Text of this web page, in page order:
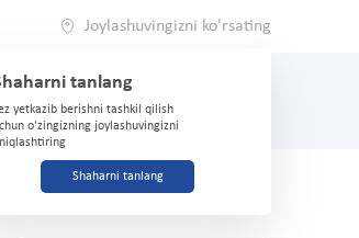
Joylashuvingizni ko'rsating
tanlang
yetkazib berishni tashkil qilish
o'zingizning joylashuvingizni
Shaharni tanlang
200-03-03